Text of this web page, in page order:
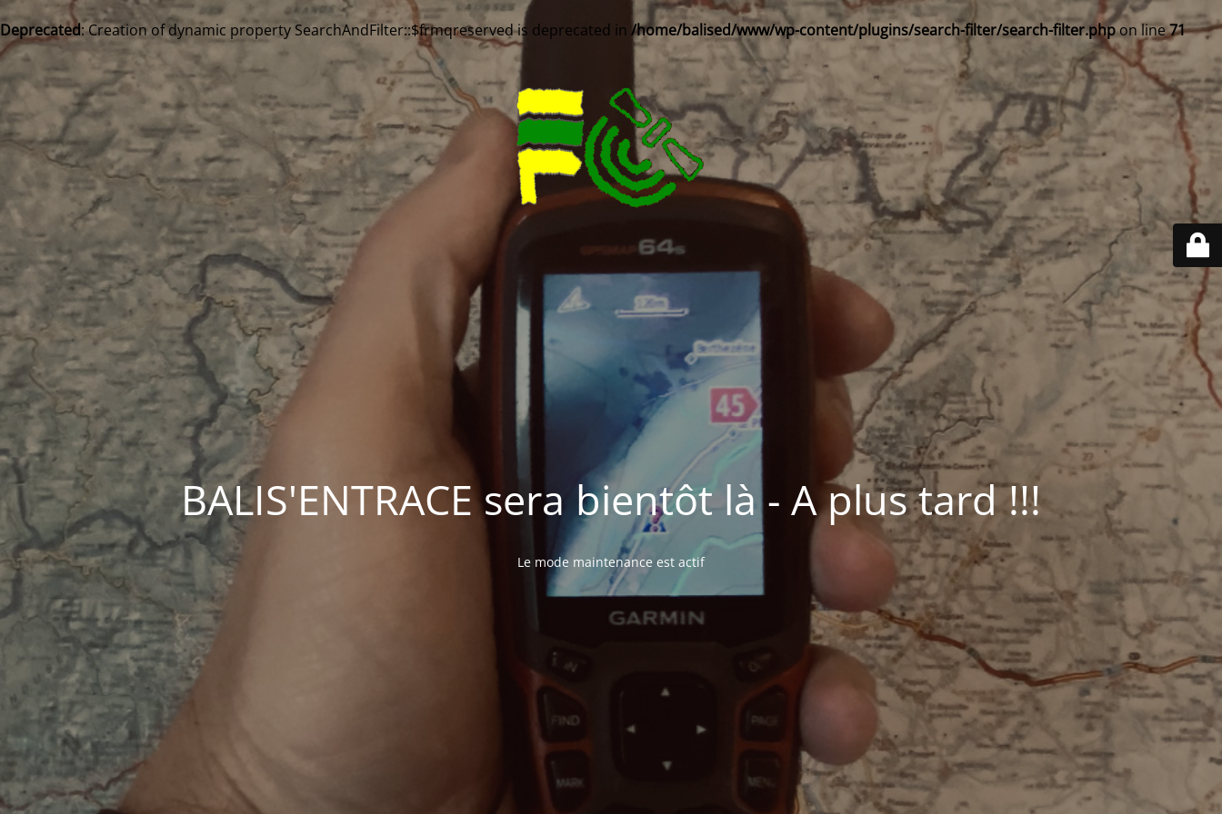
Deprecated: Creation of dynamic property SearchAndFilter::$frmqreserved is deprecated in /home/balised/www/wp-content/plugins/search-filter/search-filter.phpon line71
BALIS'ENTRACE sera bientôt là - A plus tard !!!
Le mode maintenance est actif